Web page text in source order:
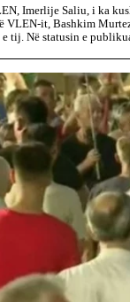
Imerlije Saliu, i ka
VLEN-it, Bashkim
tij. Në statusin e